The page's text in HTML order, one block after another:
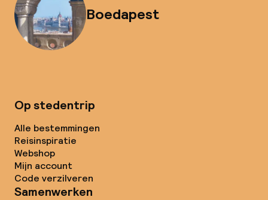
Boedapest
Op stedentrip
Alle bestemmingen
Reisinspiratie
Webshop
Mijn account
Code verzilveren
Samenwerken